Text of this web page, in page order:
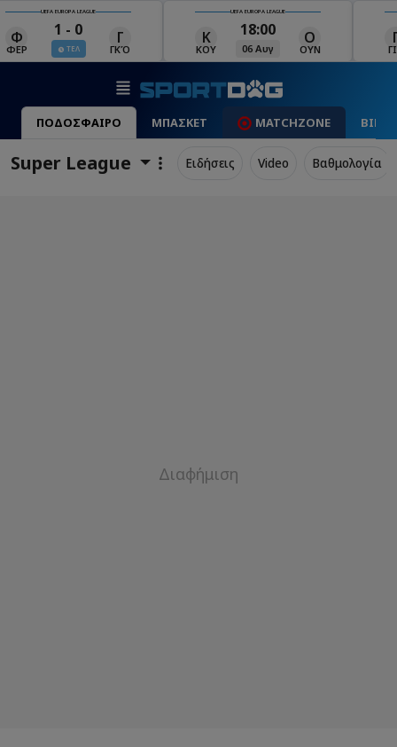
UEFA EUROPA LEAGUE
Κ 18:00
06 Αυγ ΟΥΝ
UEFA EUROPA LEAGUE
ΓΙΑ
19:00
06 Αυγ
Ρ
ΡΈΙ ΜΑΚ
ΠΟΔΟΣΦΑΙΡΟ ΜΠΑΣΚΕΤ MATCHZONE
Super League Ειδήσεις Video Βαθμολογία